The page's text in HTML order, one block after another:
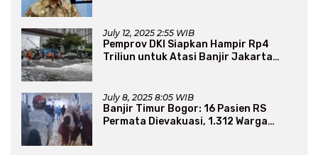
July 12, 2025 2:55 WIB
Pemprov DKI Siapkan Hampir Rp4
Triliun untuk Atasi Banjir Jakarta
July 8, 2025 8:05 WIB
Banjir Timur Bogor: 16 Pasien RS
Permata Dievakuasi, 1.312 Warga